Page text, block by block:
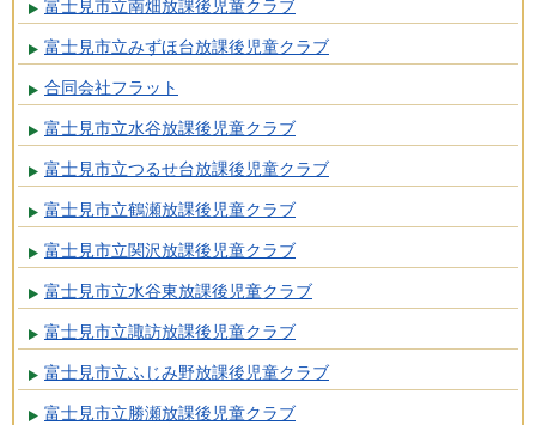
富士見市立南畑放課後児童クラブ
富士見市立みずほ台放課後児童クラブ
合同会社フラット
富士見市立水谷放課後児童クラブ
富士見市立つるせ台放課後児童クラブ
富士見市立鶴瀬放課後児童クラブ
富士見市立関沢放課後児童クラブ
富士見市立水谷東放課後児童クラブ
富士見市立諏訪放課後児童クラブ
富士見市立ふじみ野放課後児童クラブ
富士見市立勝瀬放課後児童クラブ